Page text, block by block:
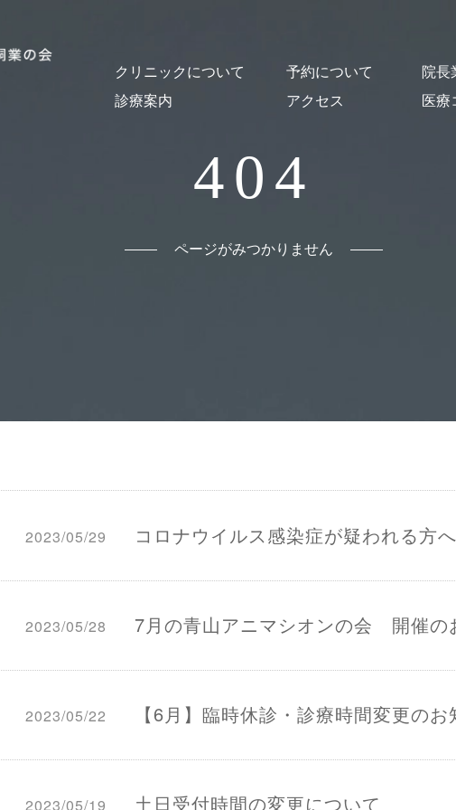
クリニックについて
クリニック概要
医師紹介・スタッフ紹介
オンライン診療について
施設紹介
貸し出し図書について
診療案内
予約について
はじめての方
予約・Web問診
アクセス
院長
医療
404
ページがみつかりません
2023/05/29 コロナウイルス感染症が疑われる方へ
2023/05/28 7月の青山アニマシオンの会 開催の
2023/05/22 【6月】臨時休診・診療時間変更のお
2023/05/19 土日受付時間の変更について